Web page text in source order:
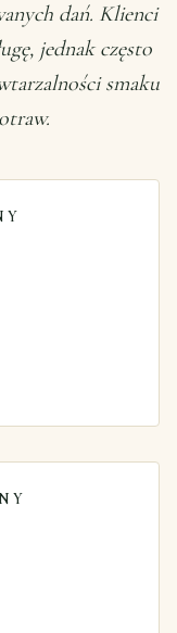
dań. Klienci
jednak często
smaku